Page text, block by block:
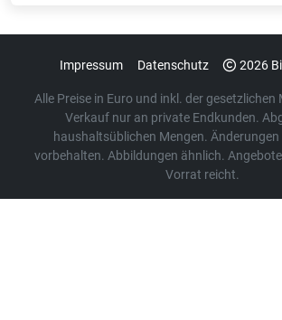
Impressum Datenschutz 2026
Alle Preise in Euro und inkl. der gesetzlichen
Verkauf nur an private Endkunden.
haushaltsüblichen Mengen.
vorbehalten. Abbildungen ähnlich.
Vorrat reicht.